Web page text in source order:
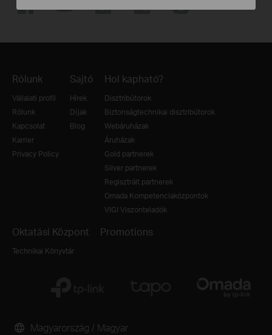
Rólunk
Vállalati profil
Rólunk
Kapcsolat
Karrier
Privacy Policy
Sajtó
Hírek
Díjak
Blog
Hol kapható?
Disztribútorok
Biztonságtechnikai disztribútorok
Webáruházak
Áruházak
Gold partnerek
Silver partnerek
Regisztrált partnerek
Omada Kompetenciaközpontok
VIGI Viszonteladók
Oktatási Központ
Technikai Könyvtár
Promotions
Magyarország / Magyar